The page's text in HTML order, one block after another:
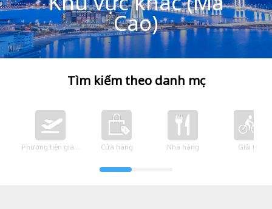
Cao)
Tìm kiếm theo danh mục
Phương tiện giao thông Cửa hàng Nhà hàng Giải trí